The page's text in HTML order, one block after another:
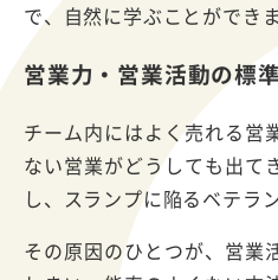
で、自然に学ぶことができま
営業力・営業活動の標
チーム内にはよく売れる営
ない営業がどうしても出て
し、スランプに陥るベテラ
その原因のひとつが、営業